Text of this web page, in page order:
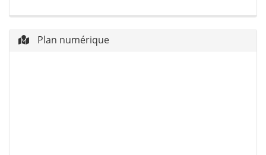
Plan numérique